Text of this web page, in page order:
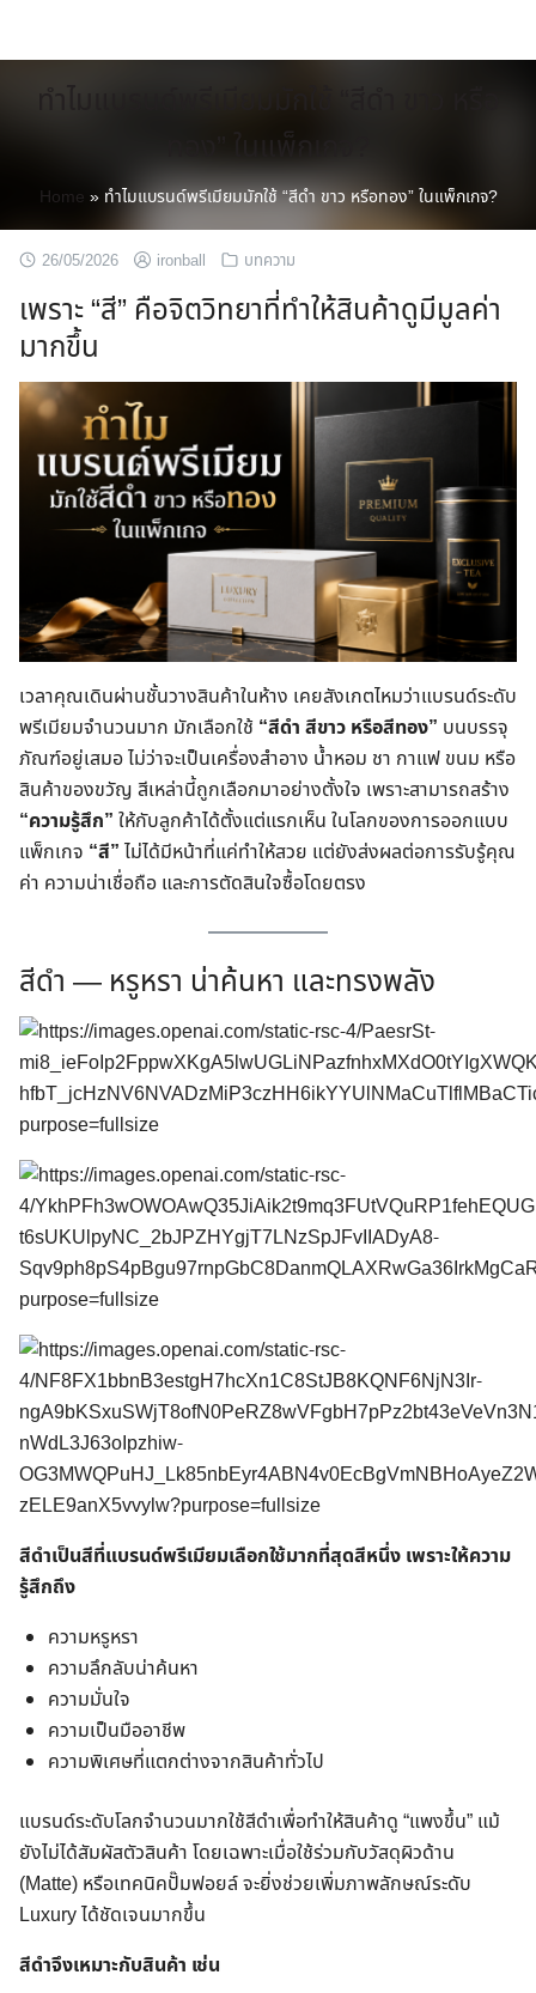
ทอง” ในแพ็กเกจ?
Home » ทำไมแบรนด์พรีเมียมมักใช้ “สีดำ ขาว หรือทอง” ในแพ็กเกจ?
26/05/2026 ironball บทความ
เพราะ “สี” คือจิตวิทยาที่ทำให้สินค้าดูมีมูลค่า
มากขึ้น
เวลาคุณเดินผ่านชั้นวางสินค้าในห้าง เคยสังเกตไหมว่าแบรนด์ระดับ
พรีเมียมจำนวนมาก มักเลือกใช้ “สีดำ สีขาว หรือสีทอง” บนบรรจุ
ภัณฑ์อยู่เสมอ ไม่ว่าจะเป็นเครื่องสำอาง น้ำหอม ชา กาแฟ ขนม หรือ
สินค้าของขวัญ สีเหล่านี้ถูกเลือกมาอย่างตั้งใจ เพราะสามารถสร้าง
“ความรู้สึก” ให้กับลูกค้าได้ตั้งแต่แรกเห็น ในโลกของการออกแบบ
แพ็กเกจ “สี” ไม่ได้มีหน้าที่แค่ทำให้สวย แต่ยังส่งผลต่อการรับรู้คุณ
ค่า ความน่าเชื่อถือ และการตัดสินใจซื้อโดยตรง
สีดำ — หรูหรา น่าค้นหา และทรงพลัง
สีดำเป็นสีที่แบรนด์พรีเมียมเลือกใช้มากที่สุดสีหนึ่ง เพราะให้ความ
รู้สึกถึง
ความหรูหรา
ความลึกลับน่าค้นหา
ความมั่นใจ
ความเป็นมืออาชีพ
ความพิเศษที่แตกต่างจากสินค้าทั่วไป
แบรนด์ระดับโลกจำนวนมากใช้สีดำเพื่อทำให้สินค้าดู “แพงขึ้น” แม้
ยังไม่ได้สัมผัสตัวสินค้า โดยเฉพาะเมื่อใช้ร่วมกับวัสดุผิวด้าน
(Matte) หรือเทคนิคปั๊มฟอยล์ จะยิ่งช่วยเพิ่มภาพลักษณ์ระดับ
Luxury ได้ชัดเจนมากขึ้น
สีดำจึงเหมาะกับสินค้า เช่น